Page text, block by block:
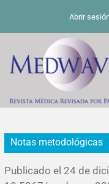
Abrir
De los editores
Notas metodológicas
Publicado el 24 de